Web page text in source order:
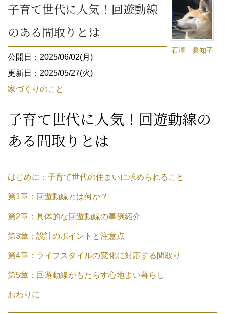
石澤 眞知子
子育て世代に人気！回遊動線
のある間取りとは
公開日：2025/06/02(月)
更新日：2025/05/27(火)
家づくりのこと
子育て世代に人気！回遊動線の
ある間取りとは
はじめに：子育て世代の住まいに求められること
第1章：回遊動線とは何か？
第2章：具体的な回遊動線の事例紹介
第3章：設計のポイントと注意点
第4章：ライフスタイルの変化に対応する間取り
第5章：回遊動線がもたらす心地よい暮らし
おわりに